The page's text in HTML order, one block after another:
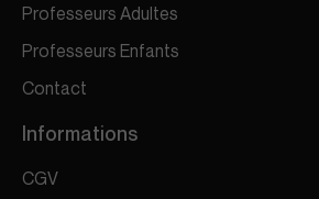
Professeurs Adultes
Professeurs Enfants
Contact
Informations
CGV